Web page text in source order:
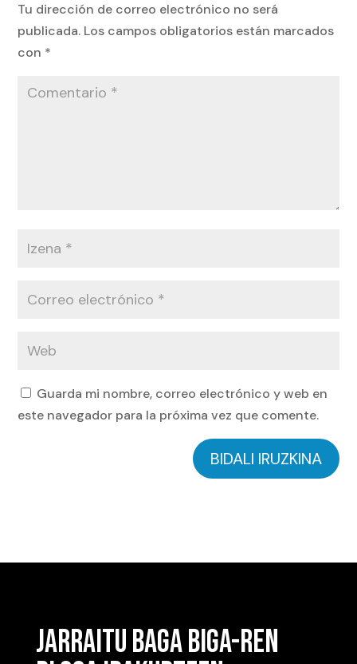
Tu dirección de correo electrónico no será
publicada. Los campos obligatorios están marcados
con *
Guarda mi nombre, correo electrónico y web en
este navegador para la próxima vez que comente.
BIDALI IRUZKINA
JARRAITU BAGA BIGA-REN